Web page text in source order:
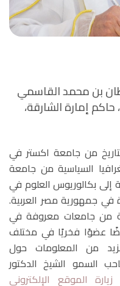
بن محمد القاسمي
إمارة الشارقة،
من جامعة اكستر في
السياسية من جامعة
إلى بكالوريوس العلوم في
في جمهورية مصر العربية.
فخرية من جامعات معروفة في
عضوًا فخريًا في مختلف
من المعلومات حول
السمو الشيخ الدكتور
الموقع الإلكتروني